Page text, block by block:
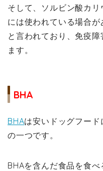
そして、ソルビン酸カ
には使われている場合
と言われており、免疫
ます。
BHA
BHAは安いドッグフー
の一つです。
BHAを含んだ食品を食